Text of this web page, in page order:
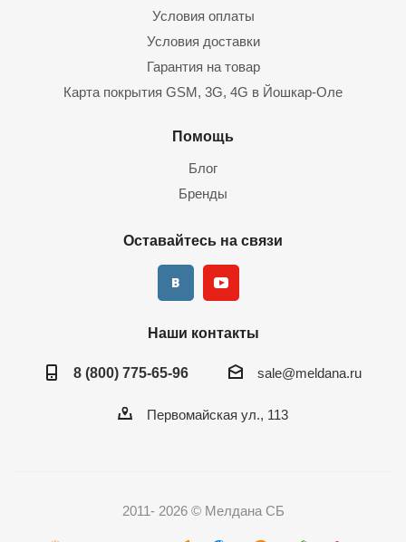
Условия оплаты
Условия доставки
Гарантия на товар
Карта покрытия GSM, 3G, 4G в Йошкар-Оле
Помощь
Блог
Бренды
Оставайтесь на связи
Наши контакты
8 (800) 775-65-96 sale@meldana.ru
Первомайская ул., 113
2011- 2026 © Мелдана СБ